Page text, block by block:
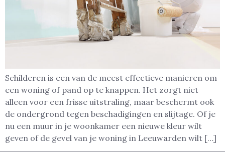
Schilderen is een van de meest effectieve manieren om
een woning of pand op te knappen. Het zorgt niet
alleen voor een frisse uitstraling, maar beschermt ook
de ondergrond tegen beschadigingen en slijtage. Of je
nu een muur in je woonkamer een nieuwe kleur wilt
geven of de gevel van je woning in Leeuwarden wilt […]